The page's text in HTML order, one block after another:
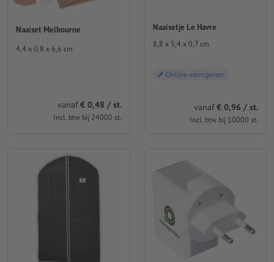
Naaiset Melbourne
4,4 x 0,8 x 6,6 cm
vanaf€ 0,48 / st.
Incl. btw bij 24000 st.
Naaisetje Le Havre
8,8 x 5,4 x 0,7 cm
Online vormgeven
vanaf€ 0,96 / st.
Incl. btw bij 10000 st.